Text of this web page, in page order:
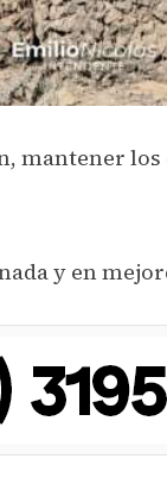
mantener los
y en